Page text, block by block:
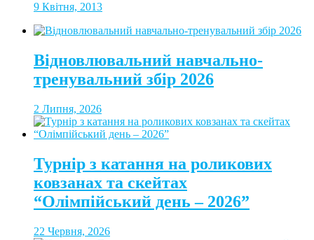
9 Квітня, 2013
Відновлювальний навчально-
тренувальний збір 2026
2 Липня, 2026
Турнір з катання на роликових
ковзанах та скейтах
“Олімпійський день – 2026”
22 Червня, 2026